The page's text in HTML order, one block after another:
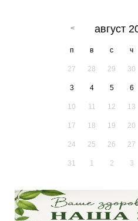
август
п в с ч
27 28 29 30
3 4 5 6
10 11 12 13
17 18 19 20
24 25 26 27
31 1 2 3